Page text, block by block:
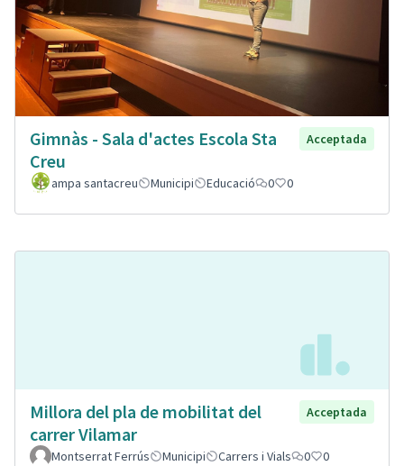
Gimnàs - Sala d'actes Escola Sta
Creu
Acceptada
ampa santacreu Municipi Educació 0 0
Millora del pla de mobilitat del
carrer Vilamar
Acceptada
Montserrat Ferrús Municipi Carrers i Vials 0 0